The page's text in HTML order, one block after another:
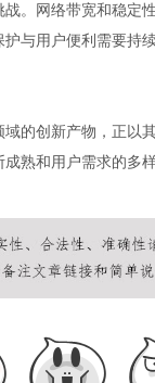
。网络带宽和稳定
与用户便利需要持
的创新产物，正以
熟和用户需求的多